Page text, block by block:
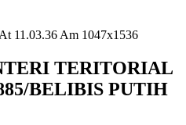
TERITORIAL
BELIBIS PUTIH